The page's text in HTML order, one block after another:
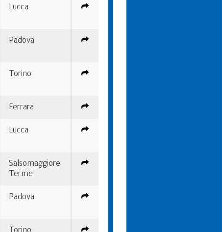
Lucca
Padova
Torino
Ferrara
Lucca
Salsomaggiore
Terme
Padova
Torino